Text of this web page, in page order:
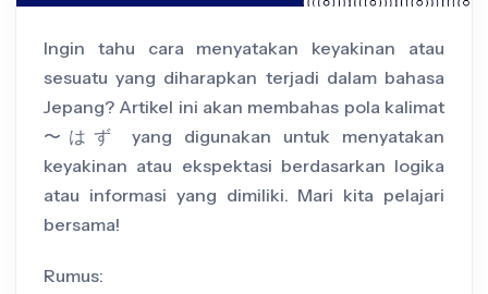
Ingin tahu cara menyatakan keyakinan atau
sesuatu yang diharapkan terjadi dalam bahasa
Jepang? Artikel ini akan membahas pola kalimat
〜はず yang digunakan untuk menyatakan
keyakinan atau ekspektasi berdasarkan logika
atau informasi yang dimiliki. Mari kita pelajari
bersama!
Rumus: